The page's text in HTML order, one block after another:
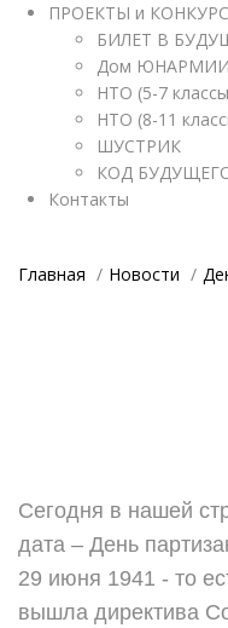
ПРОЕКТЫ и
БИЛЕТ В
Дом
НТО (5-7
НТО (8-11
ШУСТРИК
КОД
Контакты
Главная Новости
Сегодня в нашей
дата – День
29 июня 1941 - то
вышла директива